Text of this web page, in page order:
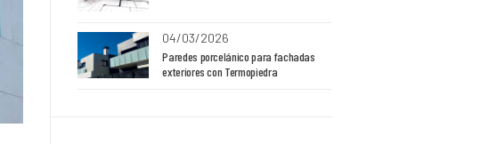
04/03/2026
Paredes porcelánico para fachadas
exteriores con Termopiedra